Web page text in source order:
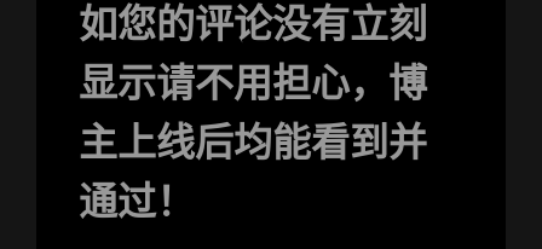
如您的评论没有立刻
显示请不用担心，博
主上线后均能看到并
通过！